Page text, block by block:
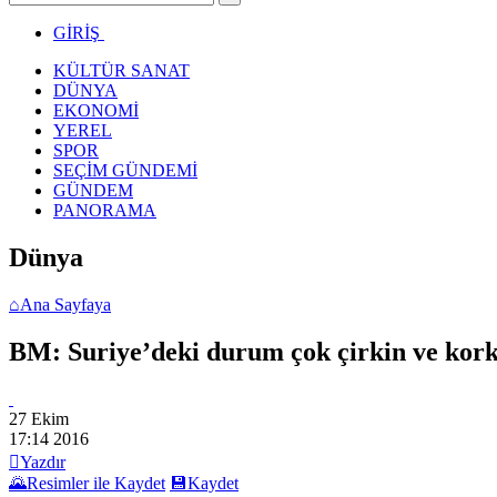
GİRİŞ
KÜLTÜR SANAT
DÜNYA
EKONOMİ
YEREL
SPOR
SEÇİM GÜNDEMİ
GÜNDEM
PANORAMA
Dünya
⌂Ana Sayfaya
BM: Suriye’deki durum çok çirkin ve
27 Ekim
17:14 2016
Yazdır
🌄Resimler ile Kaydet 💾Kaydet